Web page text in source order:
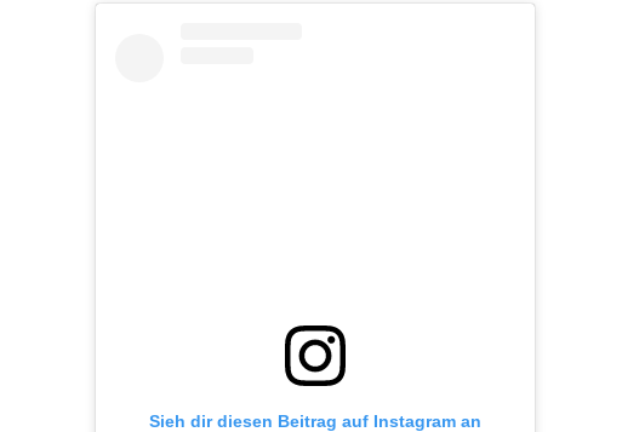
Sieh dir diesen Beitrag auf Instagram an